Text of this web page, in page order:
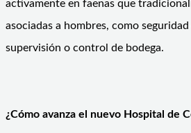
activamente en faenas que
asociadas a hombres, como
supervisión o control de bodega.
¿Cómo avanza el nuevo Hospital de